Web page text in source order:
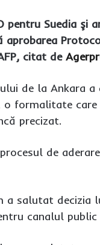
pentru Suedia
citat de
de la Ankara
formalitate
precizat.
de
a salutat decizia
canalul public